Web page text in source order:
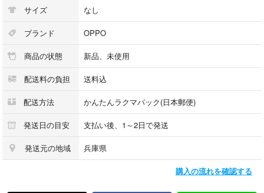
☆★デザイン☆★
猫ちゃん
紫の花
パンダ
オオカミ
※商品のお色は撮影環境や設定により発色など実物と多少の違いが生じる
ことがございます、ご了承ください。
サイズ なし
ブランド OPPO
商品の状態 新品、未使用
配送料の負担 送料込
配送方法 かんたんラクマパック(日本郵便)
発送日の目安 支払い後、1～2日で発送
発送元の地域 兵庫県
購入の流れを確認する